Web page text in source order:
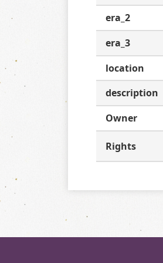
era_2
era_3
location
description
Owner
Rights